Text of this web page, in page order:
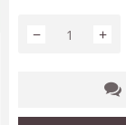
+
−